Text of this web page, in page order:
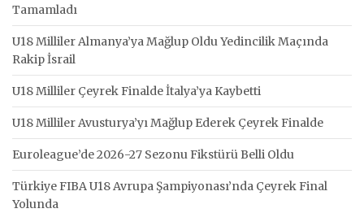
Tamamladı
U18 Milliler Almanya’ya Mağlup Oldu Yedincilik Maçında
Rakip İsrail
U18 Milliler Çeyrek Finalde İtalya’ya Kaybetti
U18 Milliler Avusturya’yı Mağlup Ederek Çeyrek Finalde
Euroleague’de 2026-27 Sezonu Fikstürü Belli Oldu
Türkiye FIBA U18 Avrupa Şampiyonası’nda Çeyrek Final
Yolunda